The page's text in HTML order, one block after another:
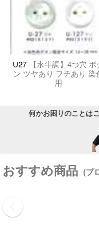
U27
【水牛調】4つ穴 ボ
ン ツヤあり フチあり 染
用
何かお困りのことは
おすすめ商品 (プ